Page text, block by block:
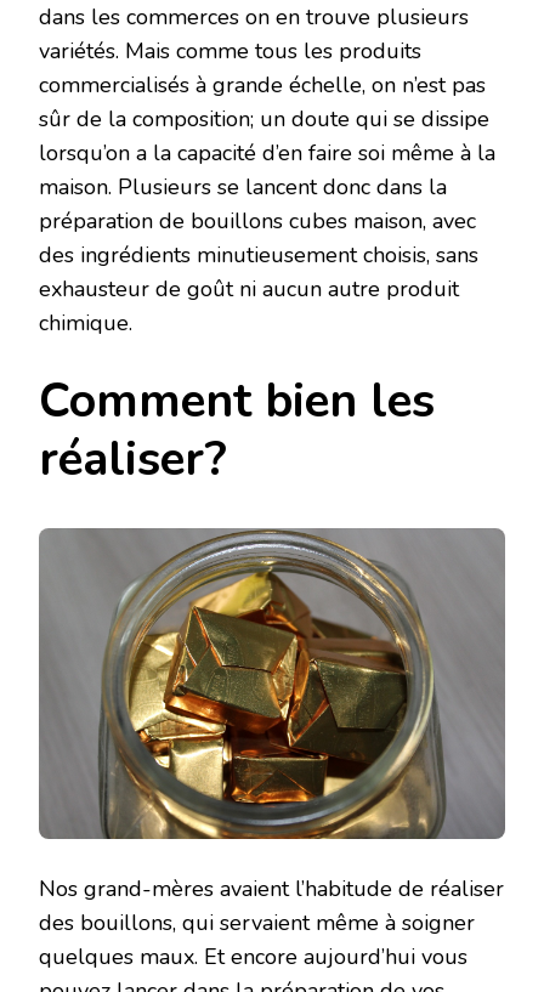
dans les commerces on en trouve plusieurs
variétés. Mais comme tous les produits
commercialisés à grande échelle, on n’est pas
sûr de la composition; un doute qui se dissipe
lorsqu’on a la capacité d’en faire soi même à la
maison. Plusieurs se lancent donc dans la
préparation de bouillons cubes maison, avec
des ingrédients minutieusement choisis, sans
exhausteur de goût ni aucun autre produit
chimique.
Comment bien les
réaliser?
Nos grand-mères avaient l’habitude de réaliser
des bouillons, qui servaient même à soigner
quelques maux. Et encore aujourd’hui vous